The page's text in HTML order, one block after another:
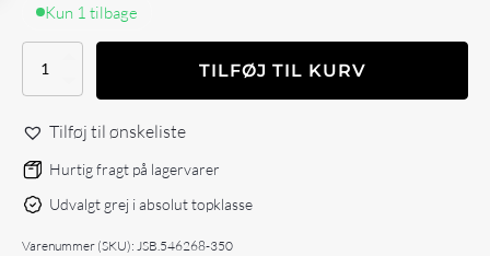
Kun 1 tilbage
DIABOLO
HEAVY
ULTRA
SHOCK
4.5MM/
177
TILFØJ TIL KURV
Tilføj til ønskeliste
Hurtig fragt på lagervarer
Udvalgt grej i absolut topklasse
Varenummer (SKU): JSB.546268-350